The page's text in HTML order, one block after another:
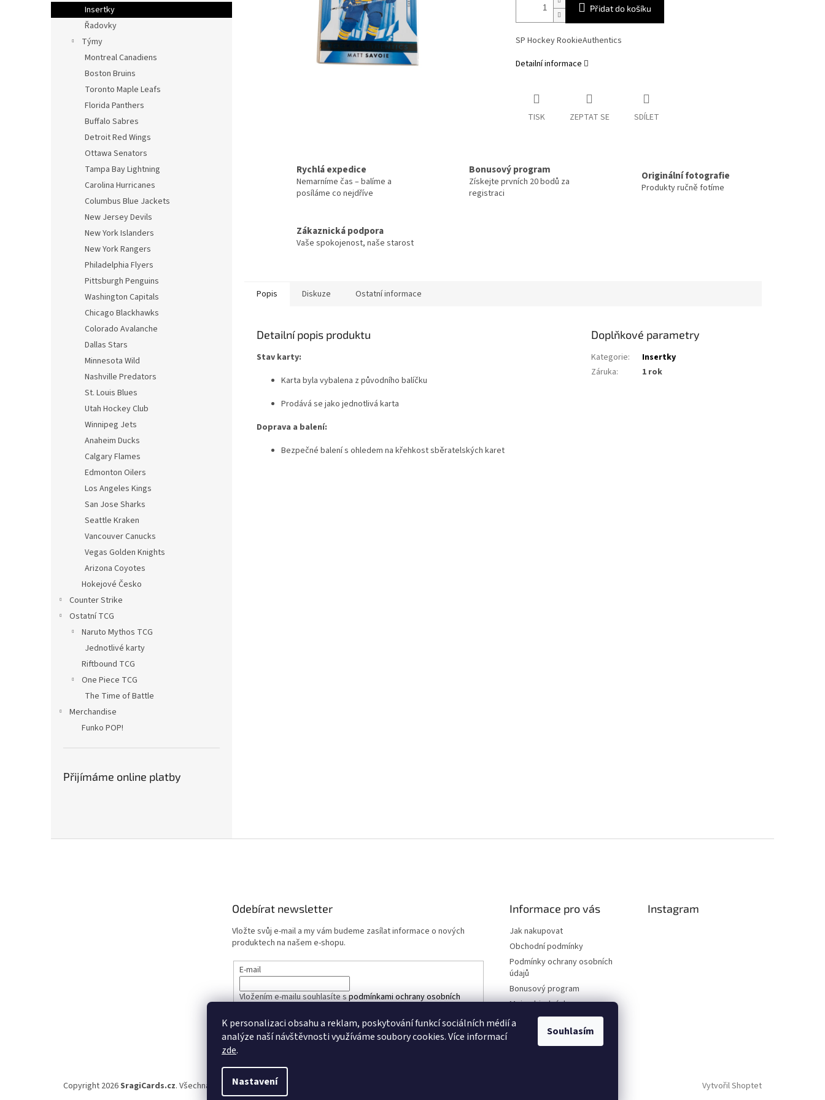
K personalizaci obsahu a reklam, poskytování funkcí sociálních médií a
analýze naší návštěvnosti využíváme soubory cookies. Více informací
zde.
Nastavení
Souhlasím
n
e
Insertky
Řadovky
Týmy
Montreal Canadiens
Boston Bruins
Toronto Maple Leafs
Florida Panthers
Buffalo Sabres
Detroit Red Wings
Ottawa Senators
Tampa Bay Lightning
Carolina Hurricanes
Columbus Blue Jackets
New Jersey Devils
New York Islanders
New York Rangers
Philadelphia Flyers
Pittsburgh Penguins
Washington Capitals
Chicago Blackhawks
Colorado Avalanche
Dallas Stars
Minnesota Wild
Nashville Predators
St. Louis Blues
Utah Hockey Club
Winnipeg Jets
Anaheim Ducks
Calgary Flames
Edmonton Oilers
Los Angeles Kings
San Jose Sharks
Seattle Kraken
Vancouver Canucks
Vegas Golden Knights
Arizona Coyotes
Hokejové Česko
Counter Strike
Ostatní TCG
Naruto Mythos TCG
Jednotlivé karty
Riftbound TCG
One Piece TCG
The Time of Battle
Merchandise
Funko POP!
Přijímáme online platby
Přidat do košíku
SP Hockey RookieAuthentics
Detailní informace
TISK ZEPTAT SE SDÍLET
Rychlá expedice
Nemarníme čas – balíme a
posíláme co nejdříve
Bonusový program
Získejte prvních 20 bodů za
registraci
Originální fotografie
Produkty ručně fotíme
Zákaznická podpora
Vaše spokojenost, naše starost
Popis Diskuze Ostatní informace
Detailní popis produktu
Stav karty:
Karta byla vybalena z původního balíčku
Prodává se jako jednotlivá karta
Doprava a balení:
Bezpečné balení s ohledem na křehkost sběratelských karet
Doplňkové parametry
Kategorie:
Insertky
Záruka: 1 rok
Odebírat newsletter
Vložte svůj e-mail a my vám budeme zasílat informace o nových
produktech na našem e-shopu.
E-mail
Vložením e-mailu souhlasíte spodmínkami ochrany osobních
PŘIHLÁSIT SE
Informace pro vás
Jak nakupovat
Obchodní podmínky
Podmínky ochrany osobních
údajů
Bonusový program
Moje objednávka
Instagram
Vytvořil Shoptet
Copyright 2026SragiCards.cz. Všechna práva vyhrazena.